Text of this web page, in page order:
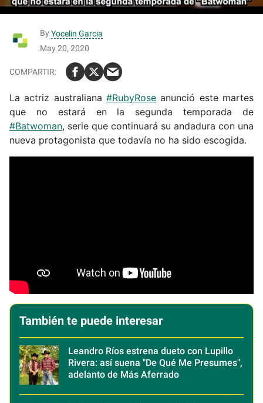
By Yocelin Garcia
May 20, 2020
La actriz australiana #RubyRose anunció este martes
que no estará en la segunda temporada de
#Batwoman, serie que continuará su andadura con una
nueva protagonista que todavía no ha sido escogida.
También te puede interesar
Leandro Ríos estrena dueto con Lupillo
Rivera: así suena "De Qué Me Presumes",
adelanto de Más Aferrado